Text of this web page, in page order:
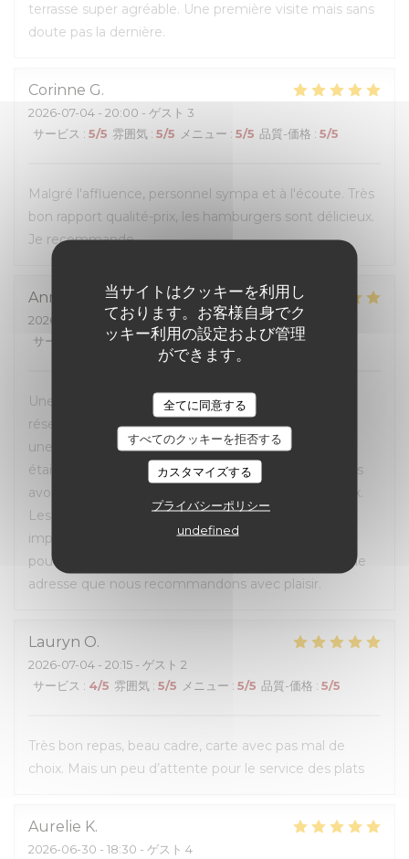
当サイトはクッキーを利用し
ております。お客様自身でク
ッキー利用の設定および管理
ができます。
全てに同意する
すべてのクッキーを拒否する
カスタマイズする
プライバシーポリシー
undefined
terrasse super agréable. Une première visite mais sans
doute pas la dernière.
Corinne G
2026-07-04 - 20:00 - ゲスト 3
サービス : 5/5 雰囲気 : 5/5 メニュー : 5/5 品質-価格 : 5/5
Malgré l'affluence, personnel sympa et à l'écoute. Très
bon rapport qualité-prix, les hamburgers sont délicieux.
Je recommande.
Anna
2026-07-05
- 12:00 - ゲスト 4
サービス
雰囲気 : 5/5 メニュー: 5 /5 品質-価格
Une excellente expérience du début à la fin. La
réservation en ligne était très simple et fluide, avec
une confirmation rapide par e-mail et SMS. L’accueil
était chaleureux et le personnel très à l’écoute. Nous
avons pu choisir la table qui nous convenait le mieux.
Les burgers étaient excellents et le service
impeccable. Nous avons également apprécié de
pouvoir emporter ce qui n’avait pas été terminé. Une
adresse que nous recommandons avec plaisir.
Lauryn O
2026-07-04 - 20:15 - ゲスト 2
サービス : 4/5 雰囲気 : 5/5 メニュー : 5/5 品質-価格 : 5/5
Très bon repas, beau cadre, carte avec pas mal de
choix. Mais un peu d’attente pour le service des plats
Aurelie K
2026-06-30 - 18:30 - ゲスト 4